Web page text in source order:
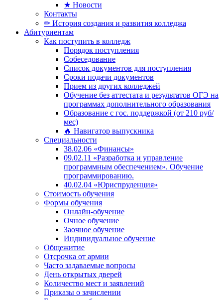
★ Новости
Контакты
✏ История создания и развития колледжа
Абитуриентам
Как поступить в колледж
Порядок поступления
Собеседование
Список документов для поступления
Сроки подачи документов
Прием из других колледжей
Обучение без аттестата и результатов ОГЭ на
программах дополнительного образования
Образование с гос. поддержкой (от 210 руб/
мес)
🔥 Навигатор выпускника
Специальности
38.02.06 «Финансы»
09.02.11 «Разработка и управление
программным обеспечением». Обучение
программированию.
40.02.04 «Юриспруденция»
Стоимость обучения
Формы обучения
Онлайн-обучение
Очное обучение
Заочное обучение
Индивидуальное обучение
Общежитие
Отсрочка от армии
Часто задаваемые вопросы
День открытых дверей
Количество мест и заявлений
Приказы о зачислении